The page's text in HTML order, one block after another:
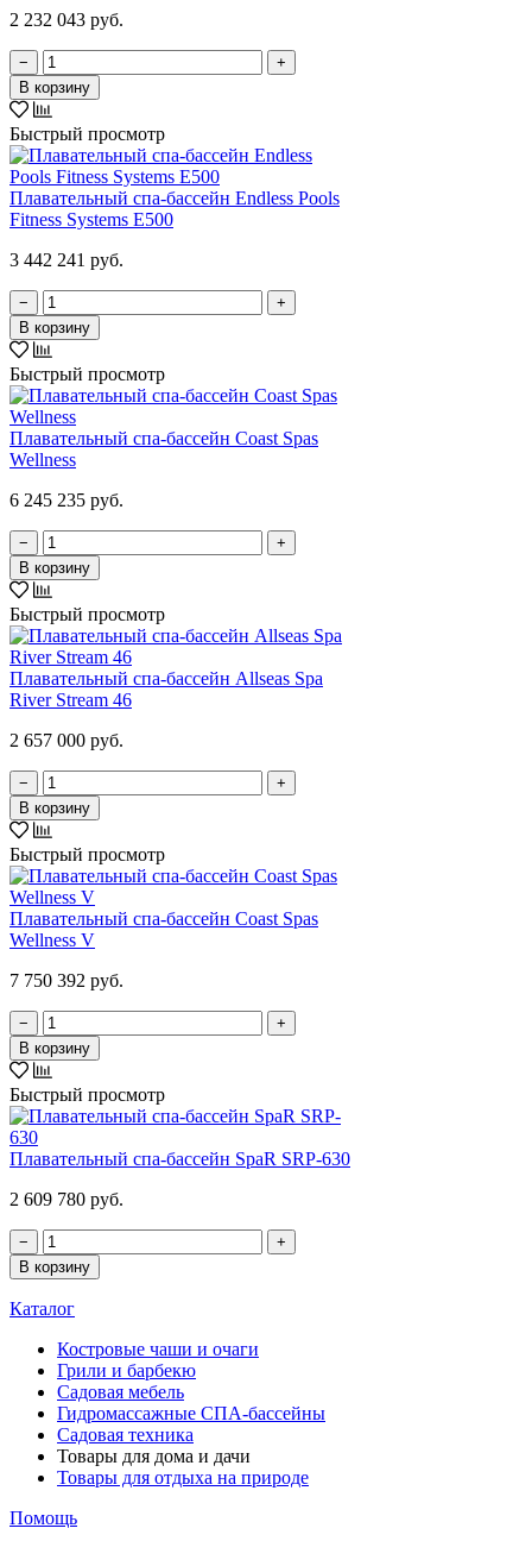
2 232 043 руб.
−
+
В корзину
Быстрый просмотр
Плавательный спа-бассейн Endless Pools
Fitness Systems E500
3 442 241 руб.
−
+
В корзину
Быстрый просмотр
Плавательный спа-бассейн Coast Spas
Wellness
6 245 235 руб.
−
+
В корзину
Быстрый просмотр
Плавательный спа-бассейн Allseas Spa
River Stream 46
2 657 000 руб.
−
+
В корзину
Быстрый просмотр
Плавательный спа-бассейн Coast Spas
Wellness V
7 750 392 руб.
−
+
В корзину
Быстрый просмотр
Плавательный спа-бассейн SpaR SRP-630
2 609 780 руб.
−
+
В корзину
Каталог
Костровые чаши и очаги
Грили и барбекю
Садовая мебель
Гидромассажные СПА-бассейны
Садовая техника
Товары для дома и дачи
Товары для отдыха на природе
Помощь